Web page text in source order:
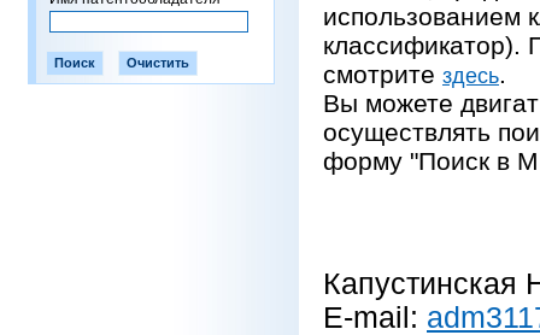
использованием
классификатор).
смотрите здесь.
Вы можете
осуществлять
форму "Поиск в
Капустинская
E-mail: